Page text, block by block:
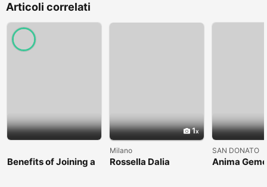
Articoli correlati
Benefits of Joining a
Professional Nasha
1
Milano
Rossella Dalia
SAN DONATO
Anima